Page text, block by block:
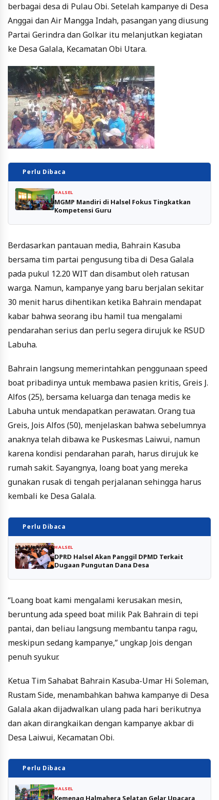
berbagai desa di Pulau Obi. Setelah kampanye di Desa
Anggai dan Air Mangga Indah, pasangan yang diusung
Partai Gerindra dan Golkar itu melanjutkan kegiatan
ke Desa Galala, Kecamatan Obi Utara.
Perlu Dibaca
HALSEL
MGMP Mandiri di Halsel Fokus Tingkatkan
Kompetensi Guru
Berdasarkan pantauan media, Bahrain Kasuba
bersama tim partai pengusung tiba di Desa Galala
pada pukul 12.20 WIT dan disambut oleh ratusan
warga. Namun, kampanye yang baru berjalan sekitar
30 menit harus dihentikan ketika Bahrain mendapat
kabar bahwa seorang ibu hamil tua mengalami
pendarahan serius dan perlu segera dirujuk ke RSUD
Labuha.
Bahrain langsung memerintahkan penggunaan speed
boat pribadinya untuk membawa pasien kritis, Greis J.
Alfos (25), bersama keluarga dan tenaga medis ke
Labuha untuk mendapatkan perawatan. Orang tua
Greis, Jois Alfos (50), menjelaskan bahwa sebelumnya
anaknya telah dibawa ke Puskesmas Laiwui, namun
karena kondisi pendarahan parah, harus dirujuk ke
rumah sakit. Sayangnya, loang boat yang mereka
gunakan rusak di tengah perjalanan sehingga harus
kembali ke Desa Galala.
Perlu Dibaca
HALSEL
DPRD Halsel Akan Panggil DPMD Terkait
Dugaan Pungutan Dana Desa
“Loang boat kami mengalami kerusakan mesin,
beruntung ada speed boat milik Pak Bahrain di tepi
pantai, dan beliau langsung membantu tanpa ragu,
meskipun sedang kampanye,” ungkap Jois dengan
penuh syukur.
Ketua Tim Sahabat Bahrain Kasuba-Umar Hi Soleman,
Rustam Side, menambahkan bahwa kampanye di Desa
Galala akan dijadwalkan ulang pada hari berikutnya
dan akan dirangkaikan dengan kampanye akbar di
Desa Laiwui, Kecamatan Obi.
Perlu Dibaca
HALSEL
Kemenag Halmahera Selatan Gelar Upacara